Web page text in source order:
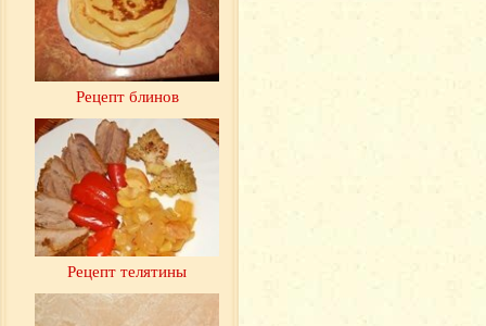
Рецепт блинов
Рецепт телятины